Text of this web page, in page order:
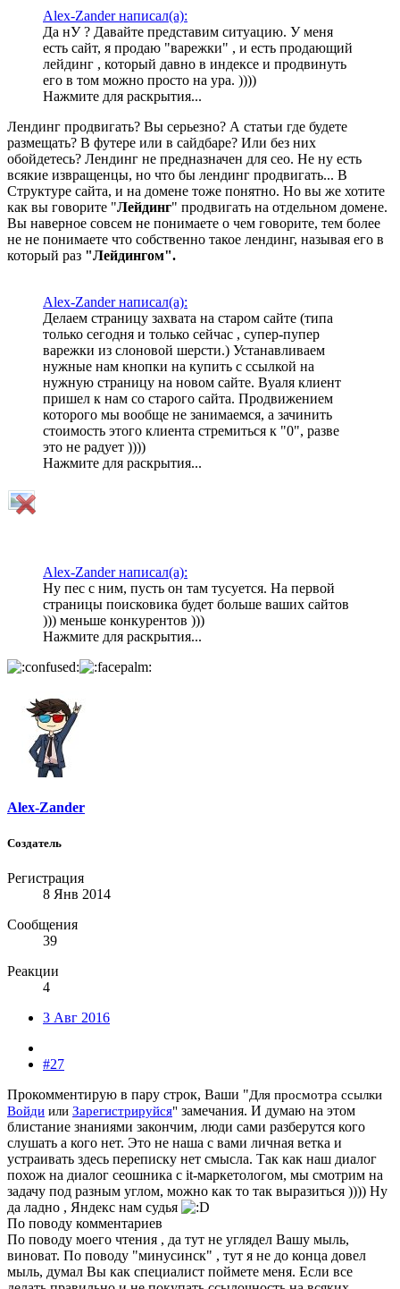
Alex-Zander написал(а):
Да нУ ? Давайте представим ситуацию. У меня
есть сайт, я продаю "варежки" , и есть продающий
лейдинг , который давно в индексе и продвинуть
его в том можно просто на ура. ))))
Нажмите для раскрытия...
Лендинг продвигать? Вы серьезно? А статьи где будете
размещать? В футере или в сайдбаре? Или без них
обойдетесь? Лендинг не предназначен для сео. Не ну есть
всякие извращенцы, но что бы лендинг продвигать... В
Структуре сайта, и на домене тоже понятно. Но вы же хотите
как вы говорите "Лейдинг" продвигать на отдельном домене.
Вы наверное совсем не понимаете о чем говорите, тем более
не не понимаете что собственно такое лендинг, называя его в
который раз "Лейдингом".
Alex-Zander написал(а):
Делаем страницу захвата на старом сайте (типа
только сегодня и только сейчас , супер-пупер
варежки из слоновой шерсти.) Устанавливаем
нужные нам кнопки на купить с ссылкой на
нужную страницу на новом сайте. Вуаля клиент
пришел к нам со старого сайта. Продвижением
которого мы вообще не занимаемся, а зачинить
стоимость этого клиента стремиться к "0", разве
это не радует ))))
Нажмите для раскрытия...
Alex-Zander написал(а):
Ну пес с ним, пусть он там тусуется. На первой
страницы поисковика будет больше ваших сайтов
))) меньше конкурентов )))
Нажмите для раскрытия...
Alex-Zander
Создатель
Регистрация
8 Янв 2014
Сообщения
39
Реакции
4
3 Авг 2016
#27
Прокомментирую в пару строк, Ваши "Для просмотра ссылки
Войди или Зарегистрируйся" замечания. И думаю на этом
блистание знаниями закончим, люди сами разберутся кого
слушать а кого нет. Это не наша с вами личная ветка и
устраивать здесь переписку нет смысла. Так как наш диалог
похож на диалог сеошника с it-маркетологом, мы смотрим на
задачу под разным углом, можно как то так выразиться )))) Ну
да ладно , Яндекс нам судья
По поводу комментариев
По поводу моего чтения , да тут не углядел Вашу мыль,
виноват. По поводу "минусинск" , тут я не до конца довел
мыль, думал Вы как специалист поймете меня. Если все